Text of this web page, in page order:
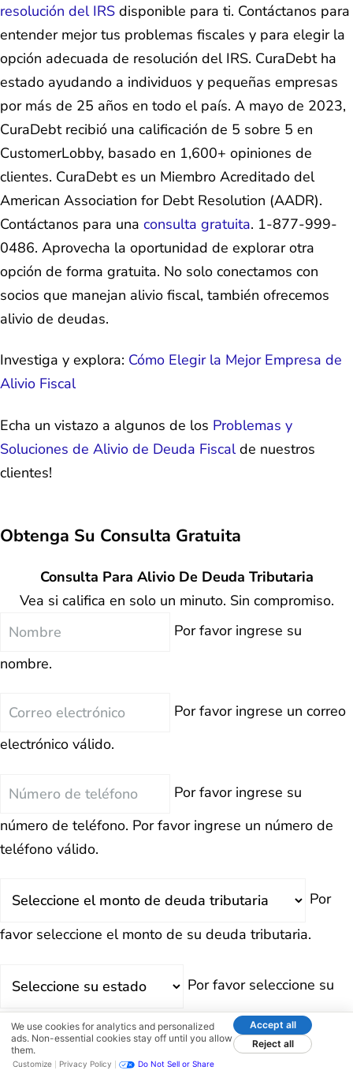
resolución del IRS disponible para ti. Contáctanos para
entender mejor tus problemas fiscales y para elegir la
opción adecuada de resolución del IRS. CuraDebt ha
estado ayudando a individuos y pequeñas empresas
por más de 25 años en todo el país. A mayo de 2023,
CuraDebt recibió una calificación de 5 sobre 5 en
CustomerLobby, basado en 1,600+ opiniones de
clientes. CuraDebt es un Miembro Acreditado del
American Association for Debt Resolution (AADR).
Contáctanos para una consulta gratuita. 1-877-999-
0486. Aprovecha la oportunidad de explorar otra
opción de forma gratuita. No solo conectamos con
socios que manejan alivio fiscal, también ofrecemos
alivio de deudas.
Investiga y explora: Cómo Elegir la Mejor Empresa de
Alivio Fiscal
Echa un vistazo a algunos de los Problemas y
Soluciones de Alivio de Deuda Fiscalde nuestros
clientes!
Obtenga Su Consulta Gratuita
Consulta Para Alivio De Deuda Tributaria
Vea si califica en solo un minuto. Sin compromiso.
Nombre
Por favor ingrese su
nombre.
Correo
Por favor ingrese un correo
electrónico válido.
Teléfono
Por favor ingrese su
número de teléfono. Por favor ingrese un número de
teléfono válido.
Por
favor seleccione el monto de su deuda tributaria.
Por favor seleccione su
estado.
We use cookies for analytics and personalized
ads. Non-essential cookies stay off until you allow
them.
Accept all
Reject all
Customize Privacy Policy Do Not Sell or Share